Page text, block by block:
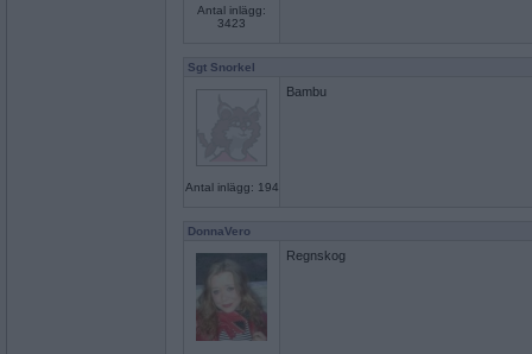
Antal inlägg:
3423
Sgt Snorkel
Antal inlägg: 194
Bambu
DonnaVero
Regnskog